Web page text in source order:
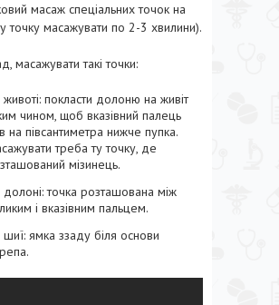
масаж спеціальних точок на
точку масажувати по 2-3 хвилини).
масажувати такі точки:
покласти долоню на живіт
чином, щоб вказівний палець
на півсантиметра нижче пупка.
треба ту точку, де
мізинець.
точка розташована між
і вказівним пальцем.
ямка ззаду біля основи